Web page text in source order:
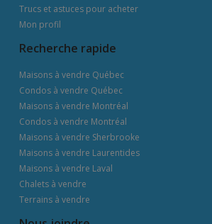
Trucs et astuces pour acheter
Mon profil
Recherche rapide
Maisons à vendre Québec
Condos à vendre Québec
Maisons à vendre Montréal
Condos à vendre Montréal
Maisons à vendre Sherbrooke
Maisons à vendre Laurentides
Maisons à vendre Laval
Chalets à vendre
Terrains à vendre